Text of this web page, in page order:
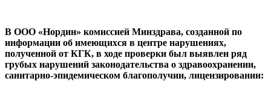
В ООО «Нордин» комиссией Минздрава, созданной по
информации об имеющихся в центре нарушениях,
полученной от КГК, в ходе проверки был выявлен ряд
грубых нарушений законодательства о здравоохранении,
санитарно-эпидемическом благополучии, лицензировании: